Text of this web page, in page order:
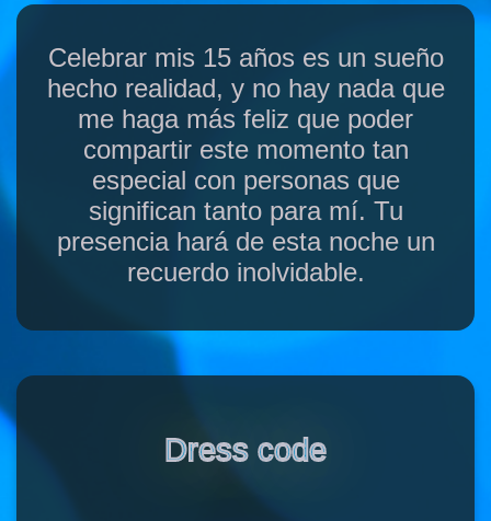
Celebrar mis 15 años es un sueño
hecho realidad, y no hay nada que
me haga más feliz que poder
compartir este momento tan
especial con personas que
significan tanto para mí. Tu
presencia hará de esta noche un
recuerdo inolvidable.
Dress code